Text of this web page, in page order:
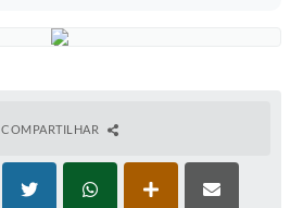
COMPARTILHAR